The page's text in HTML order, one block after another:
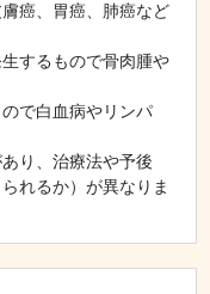
癌、胃癌、肺癌など
するもので骨肉腫や
で白血病やリンパ
り、治療法や予後
れるか）が異なりま